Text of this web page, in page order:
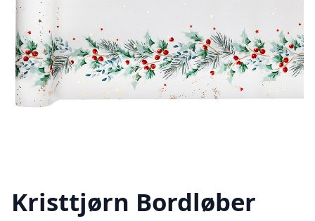
Kristtjørn Bordløber